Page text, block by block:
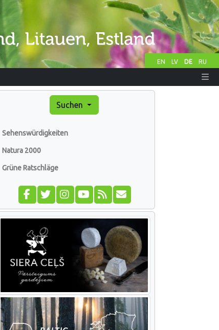
EN LV DE RU
Suchen
Sehenswürdigkeiten
Natura 2000
Grüne Ratschläge